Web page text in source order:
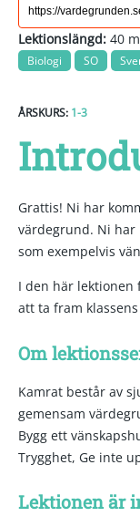
ÅRSKURS: 1-3
Biologi SO
Lektionslängd: 40
Grattis! Ni har
värdegrund. Ni har
som exempelvis
I den här
att ta fram
Om
Kamrat består av
gemensam
Bygg ett
Trygghet, Ge inte
Lektionen är